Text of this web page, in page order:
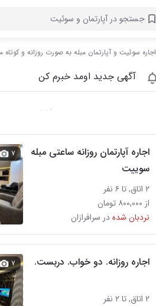
اجاره سوئیت و آپارتمان مبله به صورت روزانه و
آگهی جدید اومد خبرم کن
اجاره آپارتمان روزانه ساعتی مبله
سوییت
۲ اتاق, تا ۶ نفر
از ۸۰۰,۰۰۰ تومان
نردبان شدهدر سرافرازان
۷
اجاره روزانه. دو خواب. دربست.
۲ اتاق, تا ۲ نفر
۷